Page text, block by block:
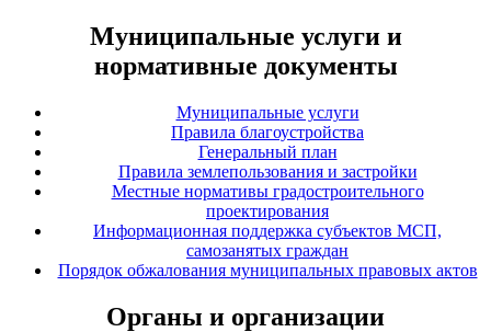
Муниципальные услуги и
нормативные документы
Муниципальные услуги
Правила благоустройства
Генеральный план
Правила землепользования и застройки
Местные нормативы градостроительного
проектирования
Информационная поддержка субъектов МСП,
самозанятых граждан
Порядок обжалования муниципальных правовых актов
Органы и организации